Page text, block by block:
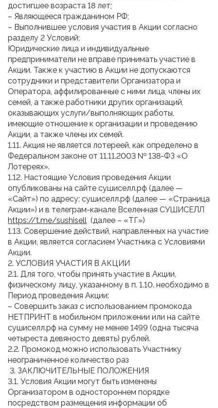
достигшее возраста 18 лет;
– Являющееся гражданином РФ;
– Выполнившее условия участия в Акции согласно
разделу 2 Условий;
Юридические лица и индивидуальные
предприниматели не вправе принимать участие в
Акции. Также к участию в Акции не допускаются
сотрудники и представители Организатора и
Оператора, аффилированные с ними лица, члены их
семей, а также работники других организаций,
оказывающих услуги/выполняющих работы,
имеющие отношение к организации и проведению
Акции, а также члены их семей.
1.11. Акция не является лотереей, как определено в
Федеральном законе от 11.11.2003 № 138-ФЗ «О
Лотереях».
1.12. Настоящие Условия проведения Акции
опубликованы на сайте сушиселл.рф (далее —
«Сайт») по адресу: сушиселл.рф (далее — «Страница
Акции») и в телеграм-канале Вселенная СУШИСЕЛЛ
https://t.me/sushisell (далее – «ТГ»)
1.13. Совершение действий, направленных на участие
в Акции, является согласием Участника с Условиями
Акции.
2. УСЛОВИЯ УЧАСТИЯ В АКЦИИ
2.1. Для того, чтобы принять участие в Акции,
физическому лицу, указанному в п. 1.10. необходимо в
Период проведения Акции:
– Совершить заказ с использованием промокода
НЕТПРИНТ в мобильном приложении или на сайте
сушиселл.рф на сумму не менее 1499 (одна тысяча
четыреста девяносто девять) рублей.
2.2. Промокод можно использовать Участнику
неограниченное количество раз
3. ЗАКЛЮЧИТЕЛЬНЫЕ ПОЛОЖЕНИЯ
3.1. Условия Акции могут быть изменены
Организатором в одностороннем порядке
посредством размещения информации об